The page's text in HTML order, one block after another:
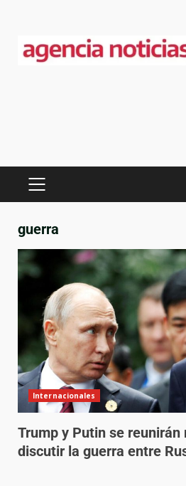
guerra
Internacionales
Trump y Putin se reunirán
discutir la guerra entre